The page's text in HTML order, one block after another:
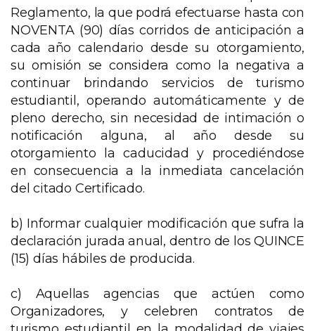
Reglamento, la que podrá efectuarse hasta con
NOVENTA (90) días corridos de anticipación a
cada año calendario desde su otorgamiento,
su omisión se considera como la negativa a
continuar brindando servicios de turismo
estudiantil, operando automáticamente y de
pleno derecho, sin necesidad de intimación o
notificación alguna, al año desde su
otorgamiento la caducidad y procediéndose
en consecuencia a la inmediata cancelación
del citado Certificado.
b) Informar cualquier modificación que sufra la
declaración jurada anual, dentro de los QUINCE
(15) días hábiles de producida.
c) Aquellas agencias que actúen como
Organizadores, y celebren contratos de